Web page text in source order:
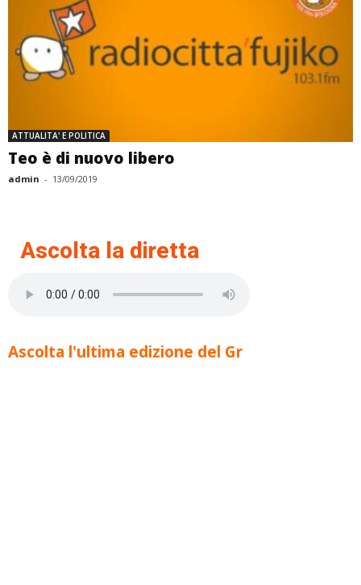
ATTUALITA' E POLITICA
Teo è di nuovo libero
admin - 13/09/2019
Ascolta la diretta
Ascolta l'ultima edizione del Gr